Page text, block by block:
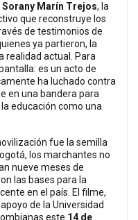
Sorany Marín Trejos, la
que reconstruye los
de testimonios de
ya partieron, la
realidad actual. Para
es un acto de
ha luchado contra
en una bandera para
educación como una
fue la semilla
los marchantes no
nueve meses de
las bases para la
en el país. El filme,
de la Universidad
este 14 de